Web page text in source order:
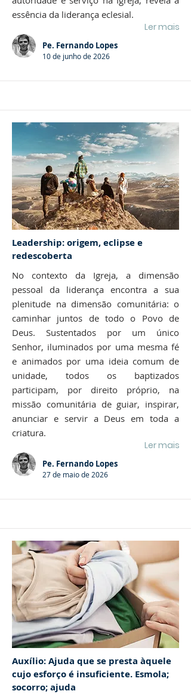
essência da liderança eclesial.
Ler mais
Pe. Fernando Lopes
10 de junho de 2026
Leadership: origem, eclipse e
redescoberta
No contexto da Igreja, a dimensão
pessoal da liderança encontra a sua
plenitude na dimensão comunitária: o
caminhar juntos de todo o Povo de
Deus. Sustentados por um único
Senhor, iluminados por uma mesma fé
e animados por uma ideia comum de
unidade, todos os baptizados
participam, por direito próprio, na
missão comunitária de guiar, inspirar,
anunciar e servir a Deus em toda a
criatura.
Ler mais
Pe. Fernando Lopes
27 de maio de 2026
Auxílio: Ajuda que se presta àquele
cujo esforço é insuficiente. Esmola;
socorro; ajuda